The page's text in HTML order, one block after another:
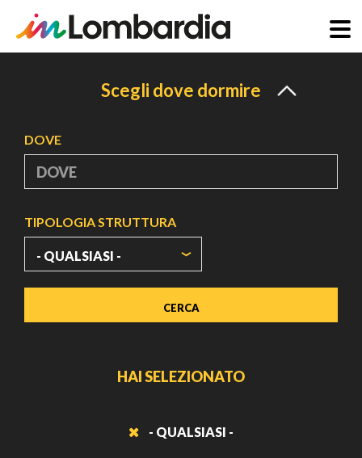
Scegli dove dormire
DOVE
TIPOLOGIA STRUTTURA
HAI SELEZIONATO
- QUALSIASI -